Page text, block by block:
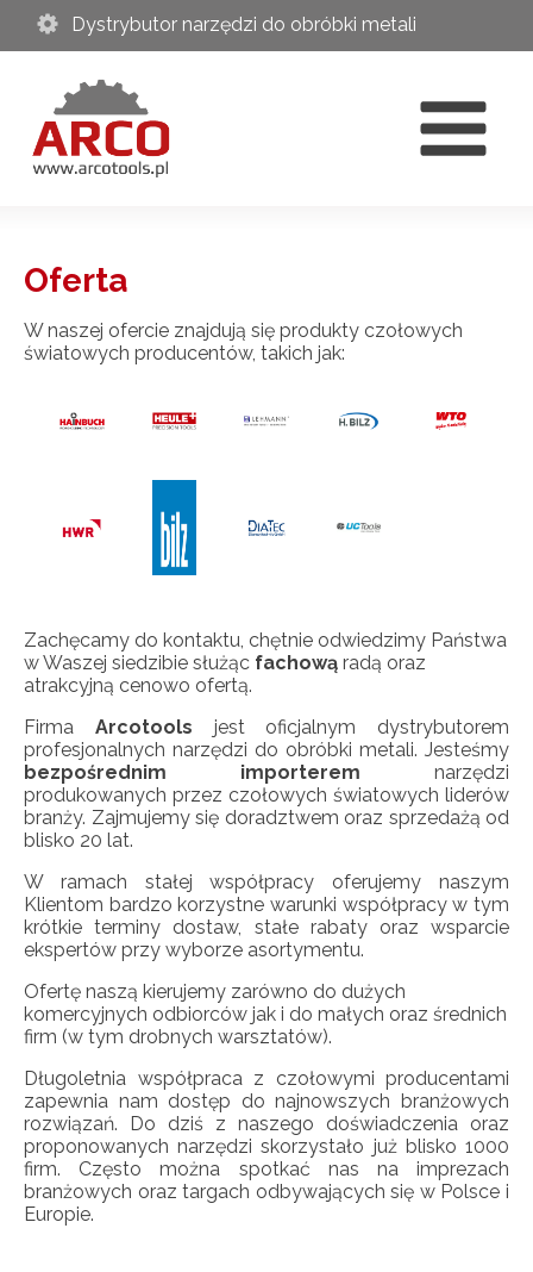
Dystrybutor narzędzi do obróbki metali
Oferta
W naszej ofercie znajdują się produkty czołowych
światowych producentów, takich jak:
Zachęcamy do kontaktu, chętnie odwiedzimy Państwa
w Waszej siedzibie służąc fachową radą oraz
atrakcyjną cenowo ofertą.
Firma Arcotools jest oficjalnym dystrybutorem
profesjonalnych narzędzi do obróbki metali. Jesteśmy
bezpośrednim importerem narzędzi
produkowanych przez czołowych światowych liderów
branży. Zajmujemy się doradztwem oraz sprzedażą od
blisko 20 lat.
W ramach stałej współpracy oferujemy naszym
Klientom bardzo korzystne warunki współpracy w tym
krótkie terminy dostaw, stałe rabaty oraz wsparcie
ekspertów przy wyborze asortymentu.
Ofertę naszą kierujemy zarówno do dużych
komercyjnych odbiorców jak i do małych oraz średnich
firm (w tym drobnych warsztatów).
Długoletnia współpraca z czołowymi producentami
zapewnia nam dostęp do najnowszych branżowych
rozwiązań. Do dziś z naszego doświadczenia oraz
proponowanych narzędzi skorzystało już blisko 1000
firm. Często można spotkać nas na imprezach
branżowych oraz targach odbywających się w Polsce i
Europie.